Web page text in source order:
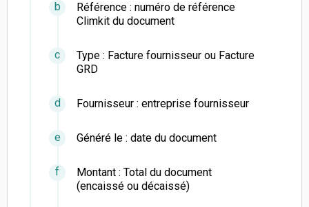
Référence : numéro de référence
Climkit du document
Type : Facture fournisseur ou Facture
GRD
Fournisseur : entreprise fournisseur
Généré le : date du document
Montant : Total du document
(encaissé ou décaissé)